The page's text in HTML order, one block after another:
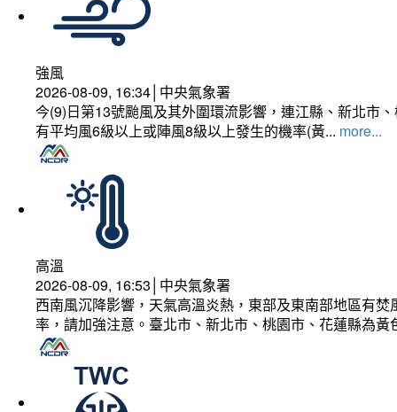
強風
2026-08-09, 16:34│中央氣象署
今(9)日第13號颱風及其外圍環流影響，連江縣、新北市
有平均風6級以上或陣風8級以上發生的機率(黃... more...
高溫
2026-08-09, 16:53│中央氣象署
西南風沉降影響，天氣高溫炎熱，東部及東南部地區有
率，請加強注意。臺北市、新北市、桃園市、花蓮縣為